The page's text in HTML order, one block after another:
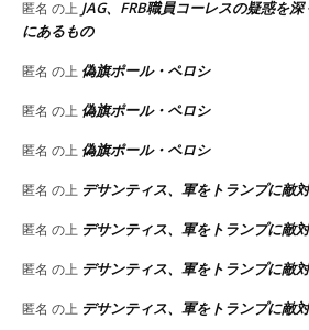
匿名 の上 JAG、FRB職員コーレスの疑惑を
にあるもの
匿名 の上 偽旗ポール・ペロシ
匿名 の上 偽旗ポール・ペロシ
匿名 の上 偽旗ポール・ペロシ
匿名 の上 デサンティス、軍をトランプに敵
匿名 の上 デサンティス、軍をトランプに敵
匿名 の上 デサンティス、軍をトランプに敵
匿名 の上 デサンティス、軍をトランプに敵